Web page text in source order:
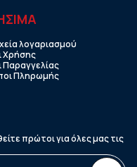
λογαριασμού
Χρήσης
Παραγγελίας
Πληρωμής
πρώτοι για όλες μας τις